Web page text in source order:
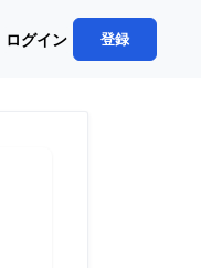
ログイン 登録